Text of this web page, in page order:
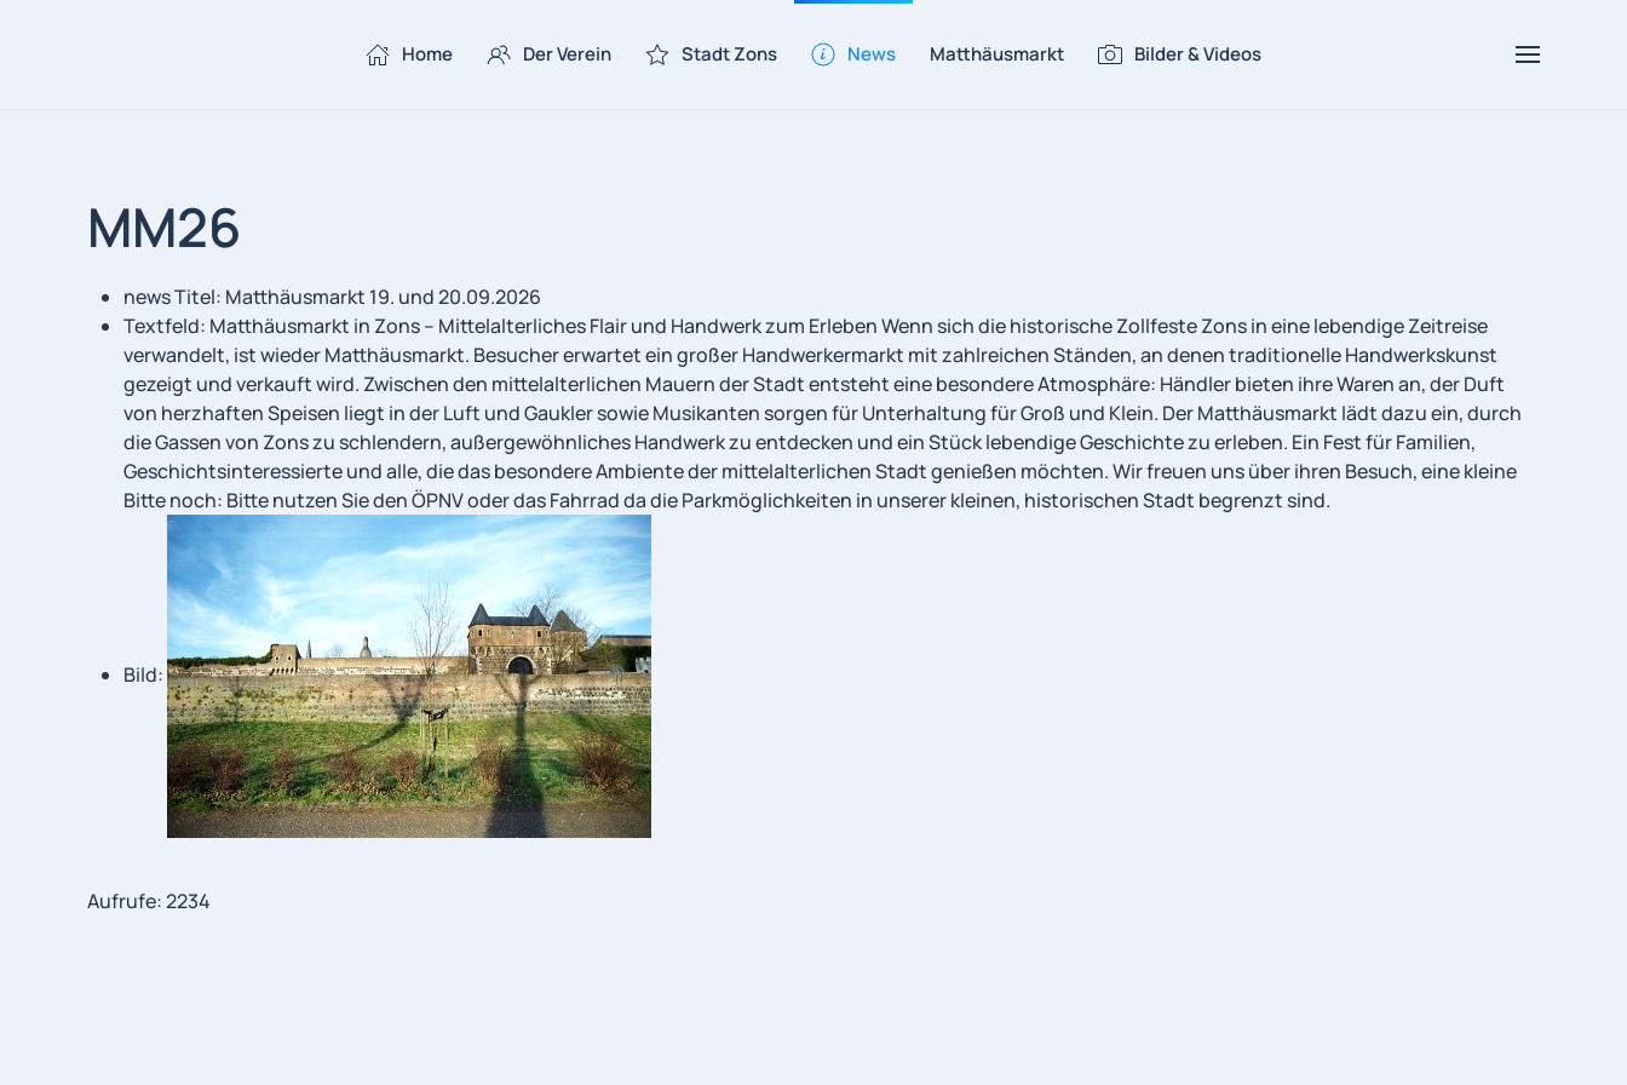
Home Der Verein Stadt Zons News Matthäusmarkt Bilder & Videos
MM26
news Titel: Matthäusmarkt 19. und 20.09.2026
Textfeld: Matthäusmarkt in Zons – Mittelalterliches Flair und Handwerk zum Erleben Wenn sich die historische Zollfeste Zons in eine lebendige Zeitreise
verwandelt, ist wieder Matthäusmarkt. Besucher erwartet ein großer Handwerkermarkt mit zahlreichen Ständen, an denen traditionelle Handwerkskunst
gezeigt und verkauft wird. Zwischen den mittelalterlichen Mauern der Stadt entsteht eine besondere Atmosphäre: Händler bieten ihre Waren an, der Duft
von herzhaften Speisen liegt in der Luft und Gaukler sowie Musikanten sorgen für Unterhaltung für Groß und Klein. Der Matthäusmarkt lädt dazu ein, durch
die Gassen von Zons zu schlendern, außergewöhnliches Handwerk zu entdecken und ein Stück lebendige Geschichte zu erleben. Ein Fest für Familien,
Geschichtsinteressierte und alle, die das besondere Ambiente der mittelalterlichen Stadt genießen möchten. Wir freuen uns über ihren Besuch, eine kleine
Bitte noch: Bitte nutzen Sie den ÖPNV oder das Fahrrad da die Parkmöglichkeiten in unserer kleinen, historischen Stadt begrenzt sind.
Bild:
Aufrufe: 2234